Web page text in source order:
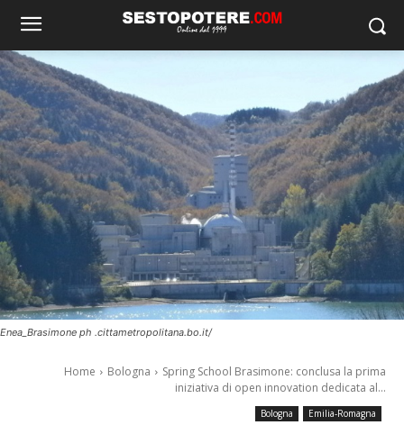
Enea_Brasimone ph .cittametropolitana.bo.it/
Home Bologna
Spring School Brasimone: conclusa la prima
iniziativa di open innovation dedicata al...
Bologna Emilia-Romagna